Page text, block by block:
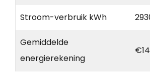
Stroom-verbruik kWh
Gemiddelde
energierekening